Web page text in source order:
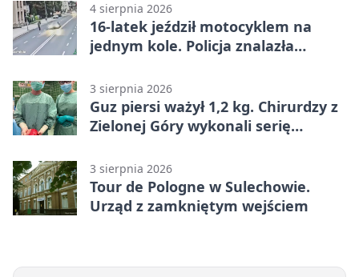
4 sierpnia 2026
16-latek jeździł motocyklem na
jednym kole. Policja znalazła
3 sierpnia 2026
Guz piersi ważył 1,2 kg. Chirurdzy z
Zielonej Góry wykonali serię
3 sierpnia 2026
Tour de Pologne w Sulechowie.
Urząd z zamkniętym wejściem